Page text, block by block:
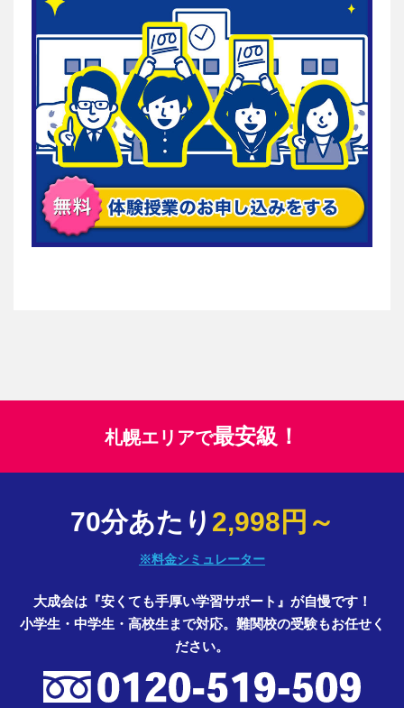
札幌エリアで最安級！
70分あたり 2,998円～
※料金シミュレーター
大成会は『安くても手厚い学習サポート』が自慢です！
小学生・中学生・高校生まで対応。難関校の受験もお任せく
ださい。